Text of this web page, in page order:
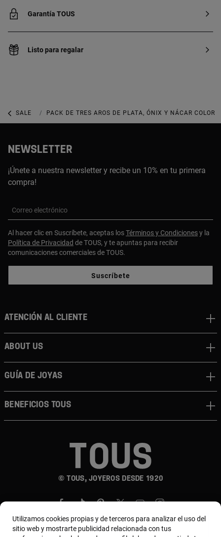
Garantía TOUS
Listo para regalar
SALE SALE JOYERÍA
PACK DE TRES AROS DE PLATA, ÓNIX Y NÁCAR COLOR
NEWSLETTER
¡Únete a nuestra newsletter y recibe un 10% en tu primera
compra!
Correo electrónico
Al hacer clic en Suscríbete, aceptas losTérminos y Condicionesy la
Política de Privacidad de TOUS, y te apuntas para recibir
comunicaciones comerciales de TOUS.
Suscríbete
© TOUS, JOYEROS DESDE 1920
Atención al cliente
About us
Guía de joyas
Beneficios TOUS
Utilizamos cookies propias y de terceros para analizar el uso del
sitio web y mostrarte publicidad relacionada con tus